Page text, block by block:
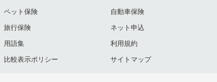
ペット保険 自動車保険
旅行保険 ネット申込
用語集 利用規約
比較表示ポリシー サイトマップ